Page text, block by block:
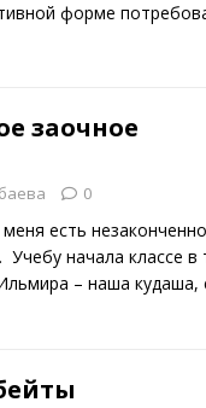
форме
заочное
0
есть
начала классе в
– наша кудаша,